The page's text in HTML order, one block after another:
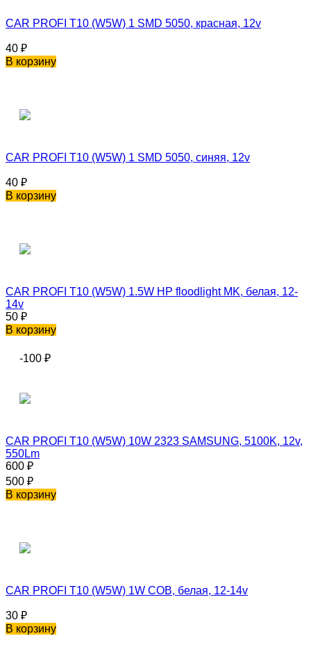
CAR PROFI T10 (W5W) 1 SMD 5050, красная, 12v
40 ₽
В корзину
CAR PROFI T10 (W5W) 1 SMD 5050, синяя, 12v
40 ₽
В корзину
CAR PROFI T10 (W5W) 1.5W HP floodlight MK, белая, 12-
14v
50 ₽
В корзину
-100 ₽
CAR PROFI T10 (W5W) 10W 2323 SAMSUNG, 5100K, 12v,
550Lm
600 ₽
500 ₽
В корзину
CAR PROFI T10 (W5W) 1W COB, белая, 12-14v
30 ₽
В корзину